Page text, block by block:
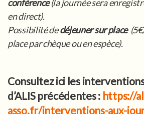
conférence(la journée sera
en direct).
Possibilité dedéjeuner sur place
place par chèque ou en espèce).
Consultez ici les
d’ALIS précédentes : https://
asso.fr/interventions-aux-